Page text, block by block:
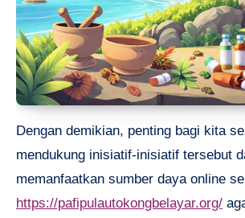
Dengan demikian, penting bagi kita
mendukung inisiatif-inisiatif tersebut
memanfaatkan sumber daya online
https://pafipulautokongbelayar.org/